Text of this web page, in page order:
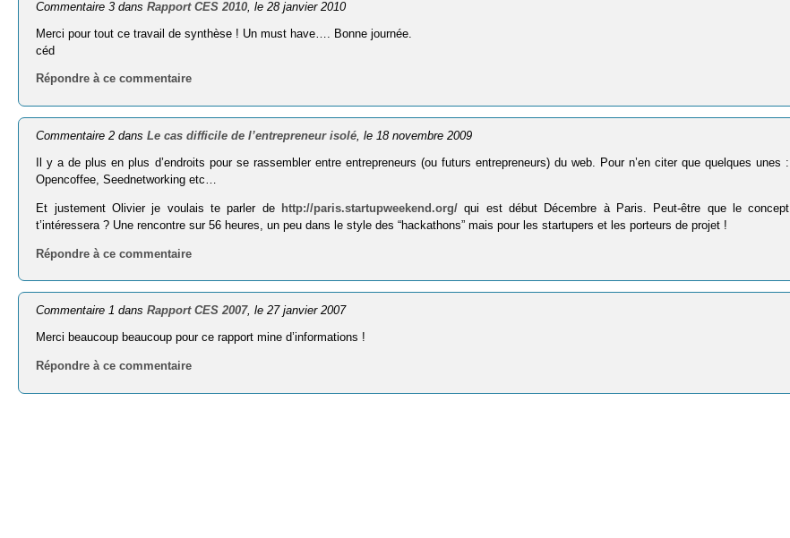
Commentaire 3 dansRapport CES 2010 , le 28 janvier 2010
Merci pour tout ce travail de synthèse ! Un must have…. Bonne journée.
céd
Répondre à ce commentaire
Commentaire 2 dansLe cas difficile de l’entrepreneur isolé, le 18 novembre 2009
Il y a de plus en plus d’endroits pour se rassembler entre entrepreneurs (ou futurs entrepreneurs) du web. Pour n’en citer que quelques unes :
Opencoffee, Seednetworking etc…
Et justement Olivier je voulais te parler de http://paris.startupweekend.org/qui est début Décembre à Paris. Peut-être que le concept
t’intéressera ? Une rencontre sur 56 heures, un peu dans le style des “hackathons” mais pour les startupers et les porteurs de projet !
Répondre à ce commentaire
Commentaire 1 dansRapport CES 2007, le 27 janvier 2007
Merci beaucoup beaucoup pour ce rapport mine d’informations !
Répondre à ce commentaire